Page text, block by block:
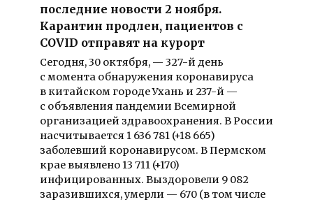
последние новости 2 ноября.
Карантин продлен, пациентов с
COVID отправят на курорт
Сегодня, 30 октября, — 327-й день
с момента обнаружения коронавируса
в китайском городе Ухань и 237-й —
с объявления пандемии Всемирной
организацией здравоохранения. В России
насчитывается 1 636 781 (+18 665)
заболевший коронавирусом. В Пермском
крае выявлено 13 711 (+170)
инфицированных. Выздоровели 9 082
заразившихся, умерли — 670 (в том числе